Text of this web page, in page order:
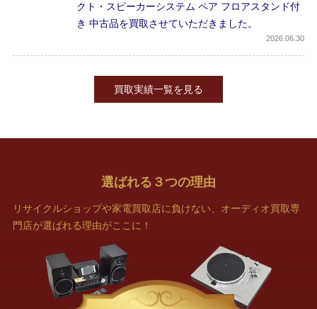
クト・スピーカーシステム ペア フロアスタンド付
き 中古品を買取させていただきました。
2026 06.30
買取実績一覧を見る
選ばれる ３つの理由
リサイクルショップや家電買取店に負けない、オーディオ買取専
門店が選ばれる理由がここに！